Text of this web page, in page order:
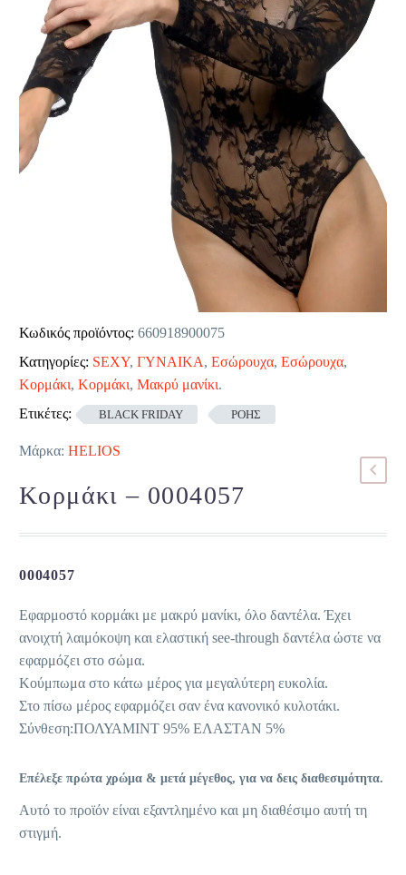
Κωδικός προϊόντος: 660918900075
Κατηγορίες: SEXY, ΓΥΝΑΙΚΑ, Εσώρουχα, Εσώρουχα,
Κορμάκι, Κορμάκι, Μακρύ μανίκι.
Ετικέτες:
BLACK FRIDAY ΡΟΗΣ
Μάρκα: HELIOS
Κορμάκι – 0004057
0004057
Εφαρμοστό κορμάκι με μακρύ μανίκι, όλο δαντέλα. Έχει
ανοιχτή λαιμόκοψη και ελαστική see-through δαντέλα ώστε να
εφαρμόζει στο σώμα.
Κούμπωμα στο κάτω μέρος για μεγαλύτερη ευκολία.
Στο πίσω μέρος εφαρμόζει σαν ένα κανονικό κυλοτάκι.
Σύνθεση:ΠΟΛΥΑΜΙΝΤ 95% ΕΛΑΣΤΑΝ 5%
Επέλεξε πρώτα χρώμα & μετά μέγεθος, για να δεις διαθεσιμότητα.
Αυτό το προϊόν είναι εξαντλημένο και μη διαθέσιμο αυτή τη
στιγμή.